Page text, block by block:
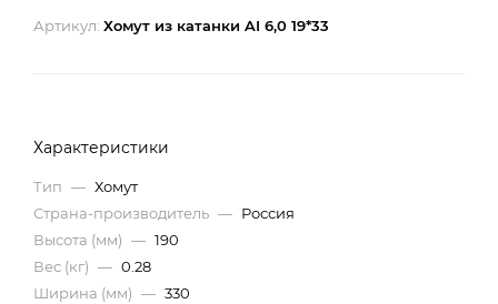
Артикул: Хомут из катанки AI 6,0 19*33
Характеристики
Тип — Хомут
Страна-производитель — Россия
Высота (мм) — 190
Вес (кг) — 0.28
Ширина (мм) — 330